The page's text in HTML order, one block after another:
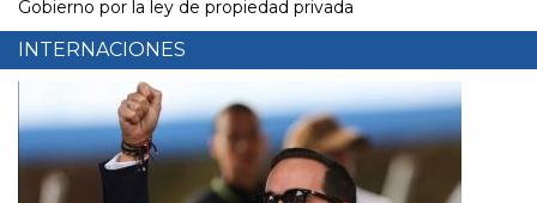
Gobierno por la ley de propiedad privada
INTERNACIONES